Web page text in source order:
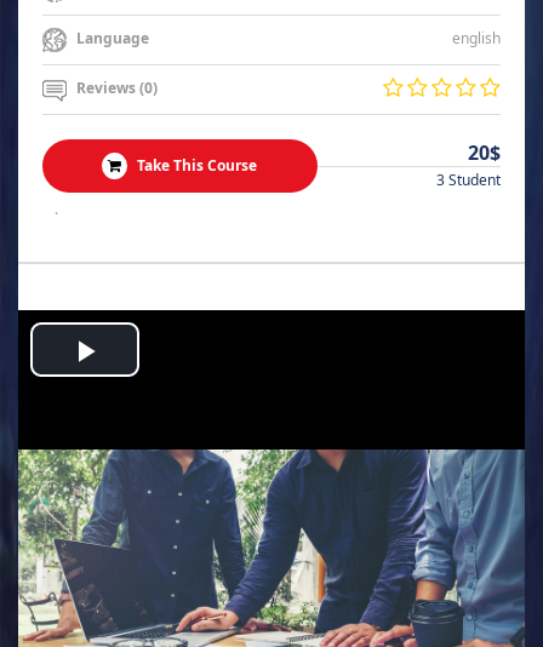
Language english
Reviews (0)
Take This Course 20$
3 Student
.
Play